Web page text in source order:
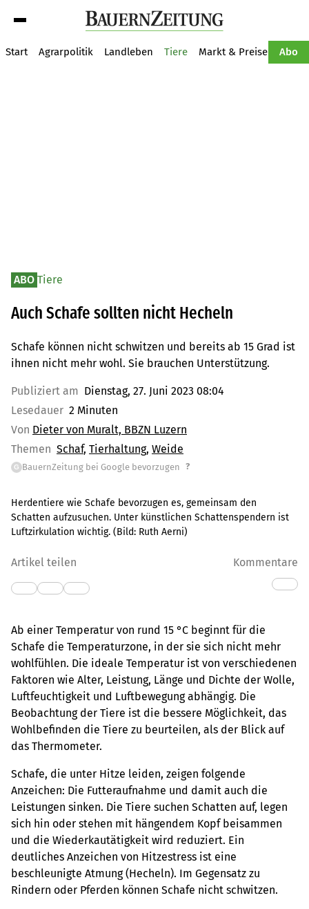
Start Agrarpolitik Landleben Tiere Markt & Preise Abo
ABO Tiere
Auch Schafe sollten nicht Hecheln
Schafe können nicht schwitzen und bereits ab 15 Grad ist
ihnen nicht mehr wohl. Sie brauchen Unterstützung.
Publiziert am Dienstag, 27. Juni 2023 08:04
Lesedauer 2 Minuten
Von Dieter von Muralt, BBZN Luzern
Themen Schaf Tierhaltung Weide
G BauernZeitung bei Google bevorzugen ?
Herdentiere wie Schafe bevorzugen es, gemeinsam den
Schatten aufzusuchen. Unter künstlichen Schattenspendern ist
Luftzirkulation wichtig. (Bild: Ruth Aerni)
Artikel teilen Kommentare
Ab einer Temperatur von rund 15 °C beginnt für die
Schafe die Temperaturzone, in der sie sich nicht mehr
wohlfühlen. Die ideale Temperatur ist von verschiedenen
Faktoren wie Alter, Leistung, Länge und Dichte der Wolle,
Luftfeuchtigkeit und Luftbewegung abhängig. Die
Beobachtung der Tiere ist die bessere Möglichkeit, das
Wohlbefinden die Tiere zu beurteilen, als der Blick auf
das Thermometer.
Schafe, die unter Hitze leiden, zeigen folgende
Anzeichen: Die Futteraufnahme und damit auch die
Leistungen sinken. Die Tiere suchen Schatten auf, legen
sich hin oder stehen mit hängendem Kopf beisammen
und die Wiederkautätigkeit wird reduziert. Ein
deutliches Anzeichen von Hitzestress ist eine
beschleunigte Atmung (Hecheln). Im Gegensatz zu
Rindern oder Pferden können Schafe nicht schwitzen.